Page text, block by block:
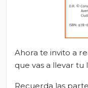
Ahora te invito a
que vas a llevar tu
Recuerda las